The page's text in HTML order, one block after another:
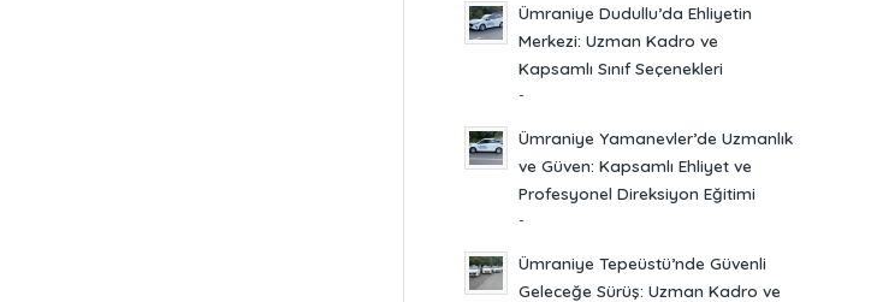
Ümraniye Dudullu’da Ehliyetin
Merkezi: Uzman Kadro ve
Kapsamlı Sınıf Seçenekleri
-
Ümraniye Yamanevler’de Uzmanlık
ve Güven: Kapsamlı Ehliyet ve
Profesyonel Direksiyon Eğitimi
-
Ümraniye Tepeüstü’nde Güvenli
Geleceğe Sürüş: Uzman Kadro ve